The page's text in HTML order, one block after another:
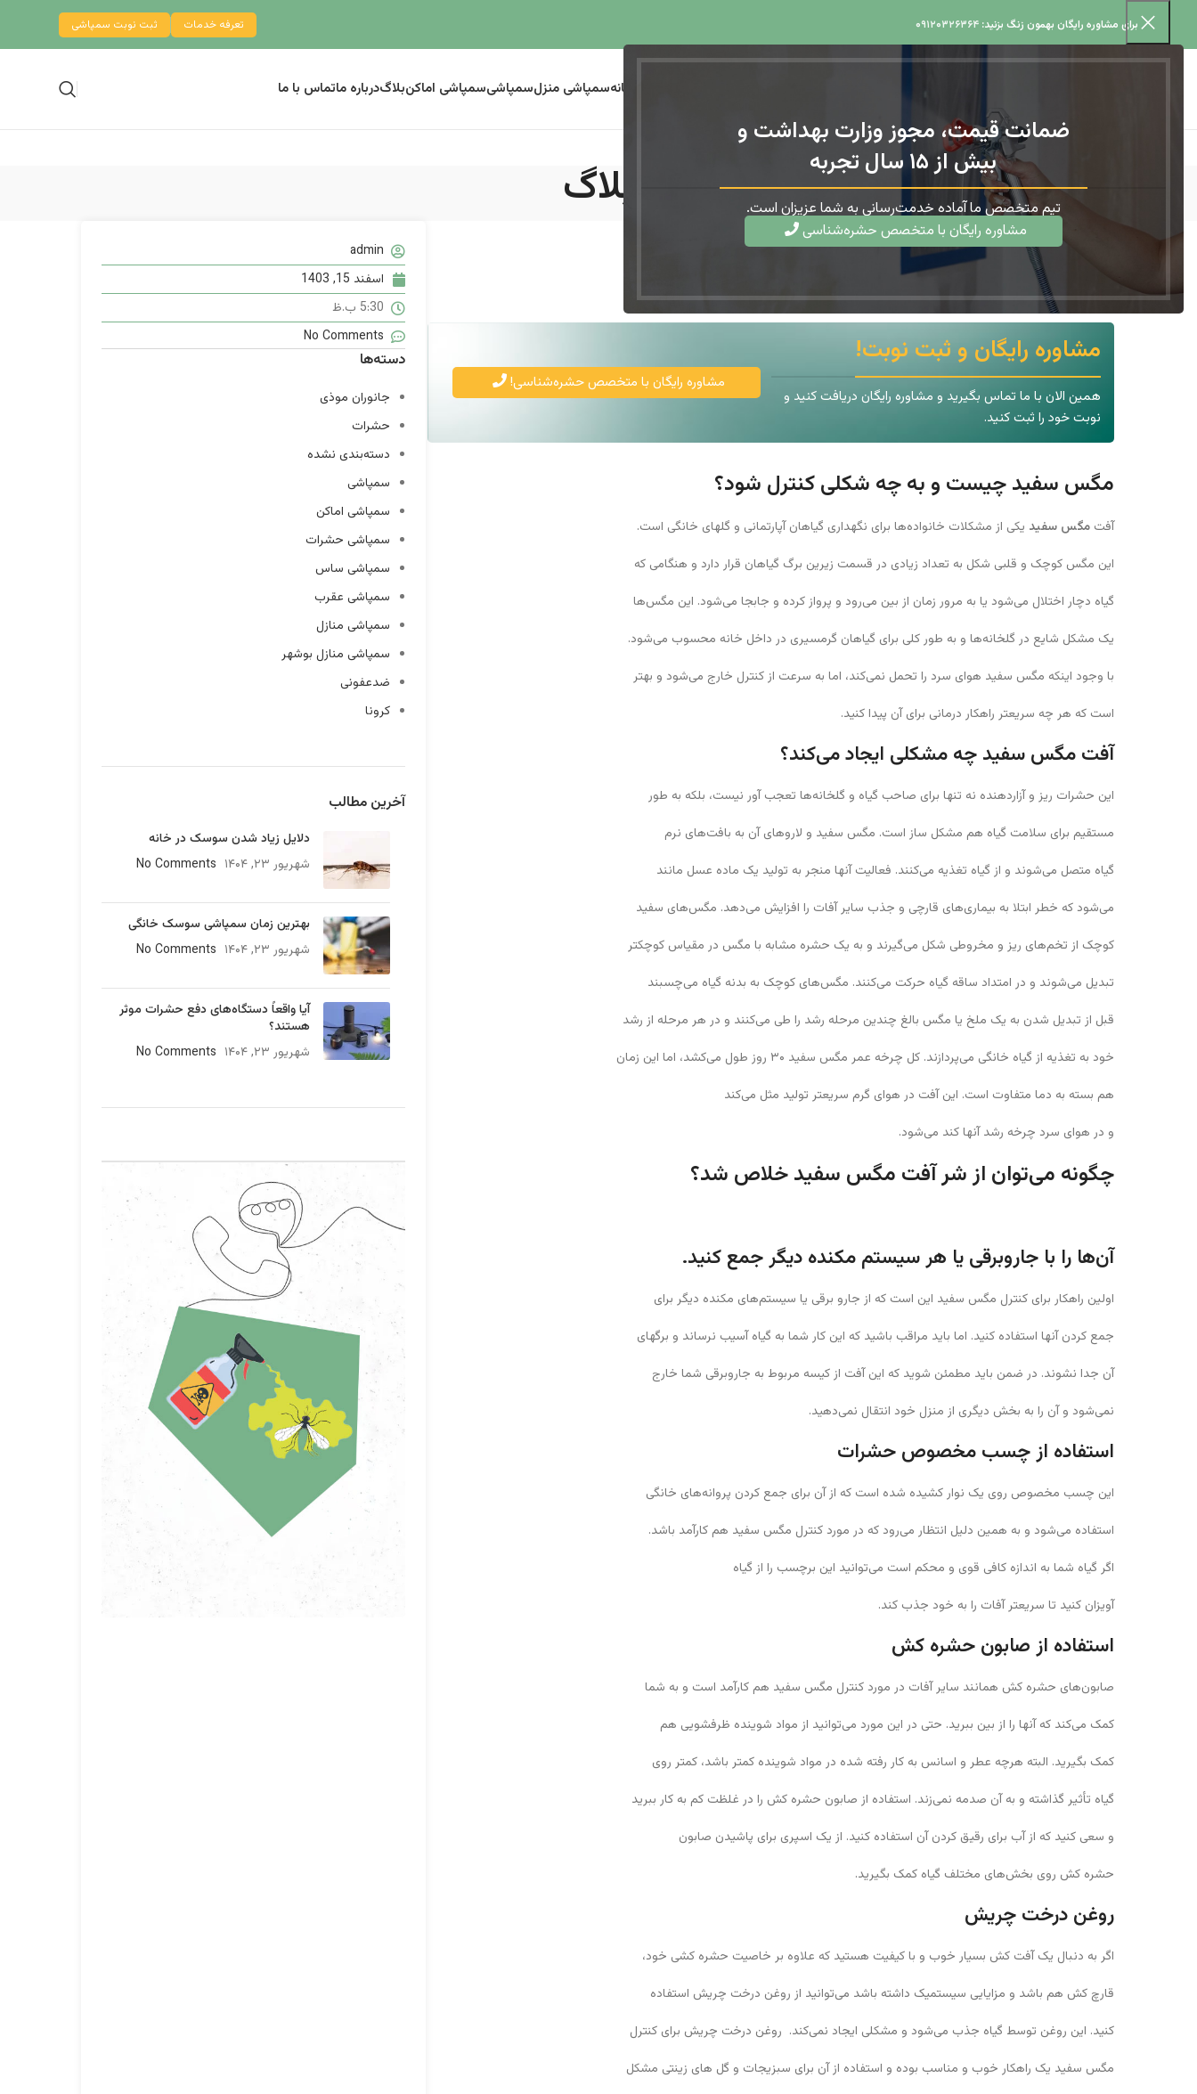
ضمانت قیمت، مجوز وزارت بهداشت و
بیش از ۱۵ سال تجربه
تیم متخصص ما آماده خدمت‌رسانی به شما عزیزان است.
مشاوره رایگان با متخصص حشره‌شناسی
برای مشاوره رایگان بهمون زنگ بزنید: ۰۹۱۲۰۳۲۶۳۶۴ تعرفه خدمات ثبت نوبت سمپاشی
سمپاشی موریانهسمپاشی منزلسمپاشیسمپاشی اماکنبلاگدرباره ماتماس با ما
بلاگ
مگس سفید
سمپاشی
مشاوره رایگان و ثبت نوبت!
همین الان با ما تماس بگیرید و مشاوره رایگان دریافت کنید و
نوبت خود را ثبت کنید.
مشاوره رایگان با متخصص حشره‌شناسی!
مگس سفید چیست و به چه شکلی کنترل شود؟
آفت مگس سفید یکی از مشکلات خانواده‌ها برای نگهداری گیاهان آپارتمانی و گلهای خانگی است.
این مگس کوچک و قلبی شکل به تعداد زیادی در قسمت زیرین برگ گیاهان قرار دارد و هنگامی که
گیاه دچار اختلال می‌شود یا به مرور زمان از بین می‌رود و پرواز کرده و جابجا می‌شود. این مگس‌ها
یک مشکل شایع در گلخانه‌ها و به طور کلی برای گیاهان گرمسیری در داخل خانه محسوب می‌شود.
با وجود اینکه مگس سفید هوای سرد را تحمل نمی‌کند، اما به سرعت از کنترل خارج می‌شود و بهتر
است که هر چه سریعتر راهکار درمانی برای آن پیدا کنید.
آفت مگس سفید چه مشکلی ایجاد می‌کند؟
این حشرات ریز و آزاردهنده نه تنها برای صاحب گیاه و گلخانه‌ها تعجب آور نیست، بلکه به طور
مستقیم برای سلامت گیاه هم مشکل ساز است. مگس سفید و لاروهای آن به بافت‌های نرم
گیاه متصل می‌شوند و از گیاه تغذیه می‌کنند. فعالیت آنها منجر به تولید یک ماده عسل مانند
می‌شود که خطر ابتلا به بیماری‌های قارچی و جذب سایر آفات را افزایش می‌دهد. مگس‌های سفید
کوچک از تخم‌های ریز و مخروطی شکل می‌گیرند و به یک حشره مشابه با مگس در مقیاس کوچکتر
تبدیل می‌شوند و در امتداد ساقه گیاه حرکت می‌کنند. مگس‌های کوچک به بدنه گیاه می‌چسبند
قبل از تبدیل شدن به یک ملخ یا مگس بالغ چندین مرحله رشد را طی می‌کنند و در هر مرحله از رشد
خود به تغذیه از گیاه خانگی می‌پردازند. کل چرخه عمر مگس سفید ۳۰ روز طول می‌کشد، اما این زمان
هم بسته به دما متفاوت است. این آفت در هوای گرم سریعتر تولید مثل می‌کند
و در هوای سرد چرخه رشد آنها کند می‌شود.
چگونه می‌توان از شر آفت مگس سفید خلاص شد؟
آن‌ها را با جاروبرقی یا هر سیستم مکنده دیگر جمع کنید.
اولین راهکار برای کنترل مگس سفید این است که از جارو برقی یا سیستم‌های مکنده دیگر برای
جمع کردن آنها استفاده کنید. اما باید مراقب باشید که این کار شما به گیاه آسیب نرساند و برگهای
آن جدا نشوند. در ضمن باید مطمئن شوید که این آفت از کیسه مربوط به جاروبرقی شما خارج
نمی‌شود و آن را به بخش دیگری از منزل خود انتقال نمی‌دهید.
استفاده از چسب مخصوص حشرات
این چسب مخصوص روی یک نوار کشیده شده است که از آن برای جمع کردن پروانه‌های خانگی
استفاده می‌شود و به همین دلیل انتظار می‌رود که در مورد کنترل مگس سفید هم کارآمد باشد.
اگر گیاه شما به اندازه کافی قوی و محکم است می‌توانید این برچسب را از گیاه
آویزان کنید تا سریعتر آفات را به خود جذب کند.
استفاده از صابون حشره کش
صابون‌های حشره کش همانند سایر آفات در مورد کنترل مگس سفید هم کارآمد است و به شما
کمک می‌کند که آنها را از بین ببرید. حتی در این مورد می‌توانید از مواد شوینده ظرفشویی هم
کمک بگیرید. البته هرچه عطر و اسانس به کار رفته شده در مواد شوینده کمتر باشد، کمتر روی
گیاه تأثیر گذاشته و به آن صدمه نمی‌زند. استفاده از صابون حشره کش را در غلظت کم به کار ببرید
و سعی کنید که از آب برای رقیق کردن آن استفاده کنید. از یک اسپری برای پاشیدن صابون
حشره کش روی بخش‌های مختلف گیاه کمک بگیرید.
روغن درخت چریش
اگر به دنبال یک آفت کش بسیار خوب و با کیفیت هستید که علاوه بر خاصیت حشره کشی خود،
قارچ کش هم باشد و مزایایی سیستمیک داشته باشد می‌توانید از روغن درخت چریش استفاده
کنید. این روغن توسط گیاه جذب می‌شود و مشکلی ایجاد نمی‌کند. روغن درخت چریش برای کنترل
مگس سفید یک راهکار خوب و مناسب بوده و استفاده از آن برای سبزیجات و گل های زینتی مشکل
admin
اسفند 15, 1403
5:30 ب.ظ
No Comments
دسته‌ها
جانوران موذی
حشرات
دسته‌بندی نشده
سمپاشی
سمپاشی اماکن
سمپاشی حشرات
سمپاشی ساس
سمپاشی عقرب
سمپاشی منازل
سمپاشی منازل بوشهر
ضدعفونی
کرونا
آخرین مطالب
دلایل زیاد شدن سوسک در خانه
شهریور ۲۳, ۱۴۰۴
No Comments
بهترین زمان سمپاشی سوسک خانگی
شهریور ۲۳, ۱۴۰۴
No Comments
آیا واقعاً دستگاه‌های دفع حشرات موثر
هستند؟
شهریور ۲۳, ۱۴۰۴
No Comments